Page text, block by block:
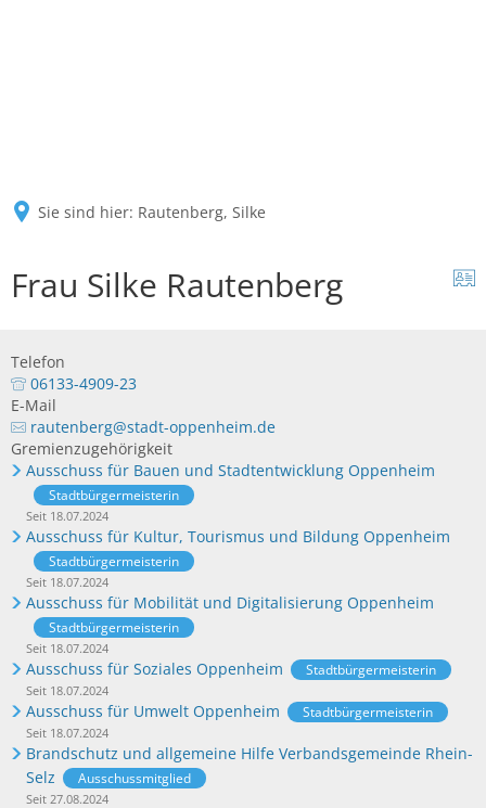
Sie sind hier: Rautenberg, Silke
Frau Silke Rautenberg
Telefon
06133-4909-23
E-Mail
rautenberg@stadt-oppenheim.de
Gremienzugehörigkeit
Ausschuss für Bauen und Stadtentwicklung Oppenheim
Stadtbürgermeisterin
Seit 18.07.2024
Ausschuss für Kultur, Tourismus und Bildung Oppenheim
Stadtbürgermeisterin
Seit 18.07.2024
Ausschuss für Mobilität und Digitalisierung Oppenheim
Stadtbürgermeisterin
Seit 18.07.2024
Ausschuss für Soziales Oppenheim Stadtbürgermeisterin
Seit 18.07.2024
Ausschuss für Umwelt Oppenheim Stadtbürgermeisterin
Seit 18.07.2024
Brandschutz und allgemeine Hilfe Verbandsgemeinde Rhein-
Selz
Ausschussmitglied
Seit 27.08.2024